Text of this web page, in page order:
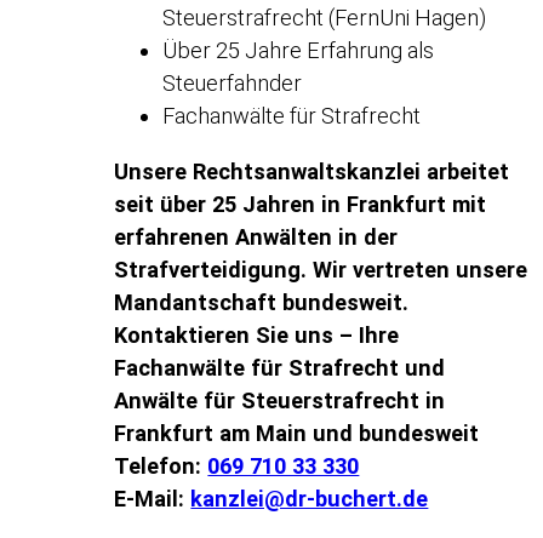
Steuerstrafrecht (FernUni Hagen)
Über 25 Jahre Erfahrung als
Steuerfahnder
Fachanwälte für Strafrecht
Unsere Rechtsanwaltskanzlei arbeitet
seit über 25 Jahren in Frankfurt mit
erfahrenen Anwälten in der
Strafverteidigung. Wir vertreten unsere
Mandantschaft bundesweit.
Kontaktieren Sie uns – Ihre
Fachanwälte für Strafrecht und
Anwälte für Steuerstrafrecht in
Frankfurt am Main und bundesweit
Telefon: 069 710 33 330
E-Mail: kanzlei@dr-buchert.de